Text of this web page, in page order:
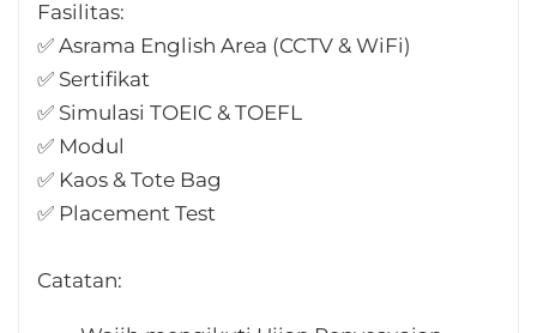
Fasilitas:
✅ Asrama English Area (CCTV & WiFi)
✅ Sertifikat
✅ Simulasi TOEIC & TOEFL
✅ Modul
✅ Kaos & Tote Bag
✅ Placement Test
Catatan: